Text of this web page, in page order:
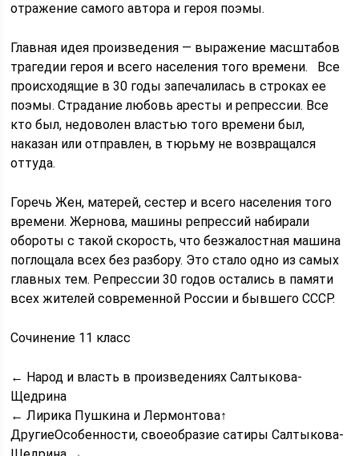
отражение самого автора и героя поэмы.
Главная идея произведения — выражение масштабов
трагедии героя и всего населения того времени. Все
происходящие в 30 годы запечалилась в строках ее
поэмы. Страдание любовь аресты и репрессии. Все
кто был, недоволен властью того времени был,
наказан или отправлен, в тюрьму не возвращался
оттуда.
Горечь Жен, матерей, сестер и всего населения того
времени. Жернова, машины репрессий набирали
обороты с такой скорость, что безжалостная машина
поглощала всех без разбору. Это стало одно из самых
главных тем. Репрессии 30 годов остались в памяти
всех жителей современной России и бывшего СССР.
Сочинение 11 класс
← Народ и власть в произведениях Салтыкова-
Щедрина
← Лирика Пушкина и Лермонтова↑
ДругиеОсобенности, своеобразие сатиры Салтыкова-